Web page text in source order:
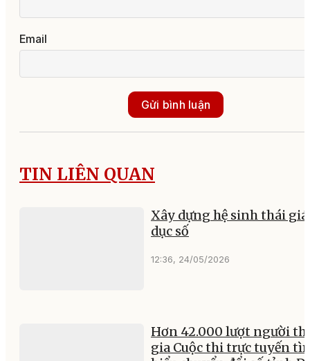
Email
Gửi bình luận
TIN LIÊN QUAN
Xây dựng hệ sinh thái
dục số
12:36, 24/05/2026
Hơn 42.000 lượt người
gia Cuộc thi trực tuyến